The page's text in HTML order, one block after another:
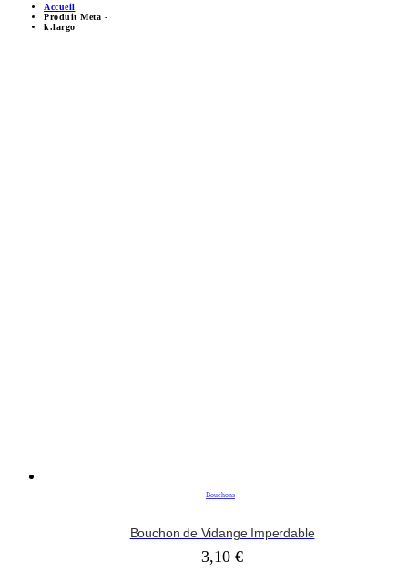
Accueil
Produit Meta -
k.largo
Bouchons
Bouchon de Vidange Imperdable
3,10 €